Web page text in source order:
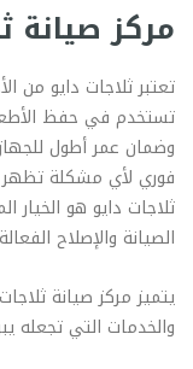
مركز صيانة
تعتبر ثلاجات دايو من
تستخدم في حفظ
وضمان عمر أطول
فوري لأي مشكلة تظهر
ثلاجات دايو هو الخيار
الصيانة والإصلاح
يتميز مركز صيانة
والخدمات التي تجعله